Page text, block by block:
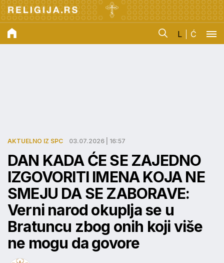
L Ć
AKTUELNO IZ SPC 03.07.2026 | 16:57
DAN KADA ĆE SE ZAJEDNO
IZGOVORITI IMENA KOJA NE
SMEJU DA SE ZABORAVE:
Verni narod okuplja se u
Bratuncu zbog onih koji više
ne mogu da govore